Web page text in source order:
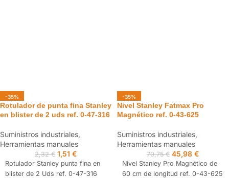
-35%
Rotulador de punta fina Stanley
en blister de 2 uds ref. 0-47-316
Suministros industriales,
Herramientas manuales
2,32€ 1,51 €
Rotulador Stanley punta fina en
blister de 2 Uds ref. 0-47-316
-35%
Nivel Stanley Fatmax Pro
Magnético ref. 0-43-625
Suministros industriales,
Herramientas manuales
70,75€ 45,98 €
Nivel Stanley Pro Magnético de
60 cm de longitud ref. 0-43-625